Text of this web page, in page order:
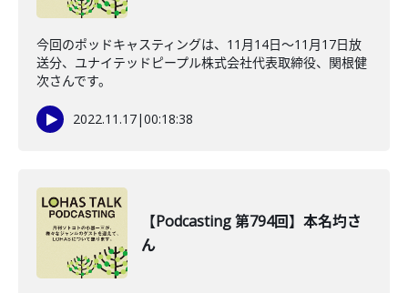
今回のポッドキャスティングは、11月14日〜11月17日放
送分、ユナイテッドピープル株式会社代表取締役、関根健
次さんです。
2022.11.17|00:18:38
【Podcasting 第794回】本名圴さ
ん